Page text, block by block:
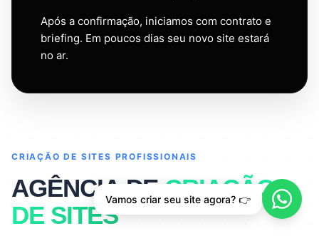
Após a confirmação, iniciamos com contrato e
briefing. Em poucos dias seu novo site estará
no ar.
CRIAÇÃO DE SITES PROFISSIONAIS
AGÊNCIA DE CRIAÇÃO
DE SITES
Vamos criar seu site agora? 👉